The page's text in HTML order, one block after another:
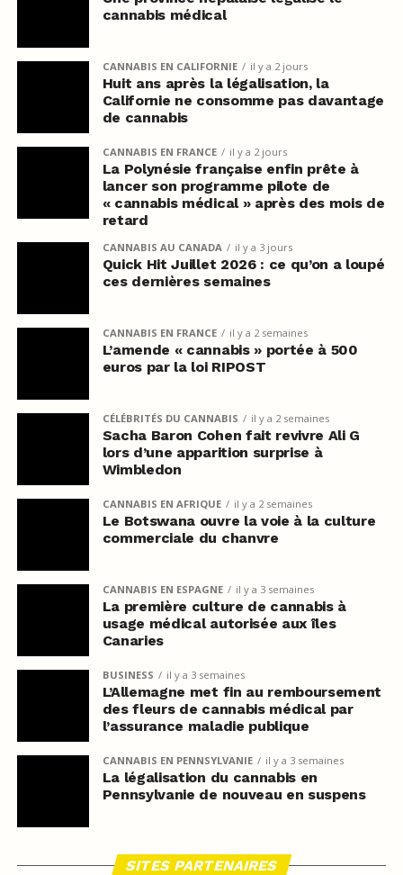
cannabis médical
CANNABIS EN CALIFORNIE il y a 2 jours
Huit ans après la légalisation, la
Californie ne consomme pas davantage
de cannabis
CANNABIS EN FRANCE il y a 2 jours
La Polynésie française enfin prête à
lancer son programme pilote de
« cannabis médical » après des mois de
retard
CANNABIS AU CANADA il y a 3 jours
Quick Hit Juillet 2026 : ce qu’on a loupé
ces dernières semaines
CANNABIS EN FRANCE il y a 2 semaines
L’amende « cannabis » portée à 500
euros par la loi RIPOST
CÉLÉBRITÉS DU CANNABIS il y a 2 semaines
Sacha Baron Cohen fait revivre Ali G
lors d’une apparition surprise à
Wimbledon
CANNABIS EN AFRIQUE il y a 2 semaines
Le Botswana ouvre la voie à la culture
commerciale du chanvre
CANNABIS EN ESPAGNE il y a 3 semaines
La première culture de cannabis à
usage médical autorisée aux îles
Canaries
BUSINESS il y a 3 semaines
L’Allemagne met fin au remboursement
des fleurs de cannabis médical par
l’assurance maladie publique
CANNABIS EN PENNSYLVANIE il y a 3 semaines
La légalisation du cannabis en
Pennsylvanie de nouveau en suspens
SITES PARTENAIRES